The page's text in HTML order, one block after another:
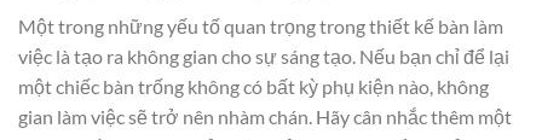
Một trong những yếu tố quan trọng trong thiết kế bàn làm
việc là tạo ra không gian cho sự sáng tạo. Nếu bạn chỉ để lại
một chiếc bàn trống không có bất kỳ phụ kiện nào, không
gian làm việc sẽ trở nên nhàm chán. Hãy cân nhắc thêm một